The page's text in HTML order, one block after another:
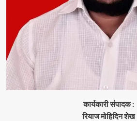
कार्यकारी संपादक :
रियाज मोहिदिन शेख